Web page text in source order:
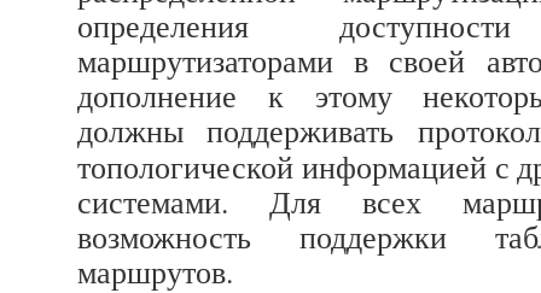
определения
маршрутизаторами в своей
дополнение к этому
должны поддерживать
топологической информацией с
системами. Для всех
возможность поддержки
маршрутов.